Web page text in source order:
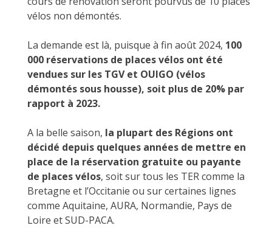
vélos non démontés.
La demande est là, puisque à fin août 2024, 100
000 réservations de places vélos ont été
vendues sur les TGV et OUIGO (vélos
démontés sous housse), soit plus de 20% par
rapport à 2023.
A la belle saison, la plupart des Régions ont
décidé depuis quelques années de mettre en
place de la réservation gratuite ou payante
de places vélos, soit sur tous les TER comme la
Bretagne et l’Occitanie ou sur certaines lignes
comme Aquitaine, AURA, Normandie, Pays de
Loire et SUD-PACA.